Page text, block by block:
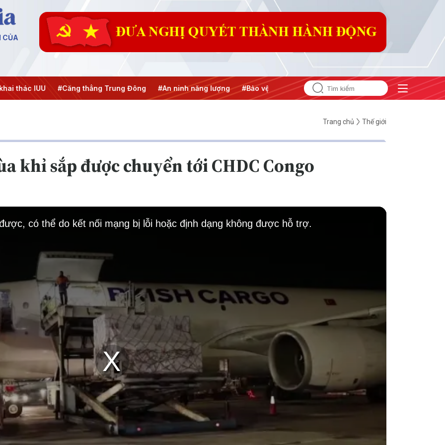
CỦA
thác IUU #Căng thẳng Trung Đông #An ninh năng lượng #Bảo vệ nền tảng tư tưởng của Đảng
Trang chủ Thế giới
khỉ sắp được chuyển tới CHDC Congo
Play
Video
có thể do kết nối mạng bị lỗi hoặc định dạng không được hỗ trợ.